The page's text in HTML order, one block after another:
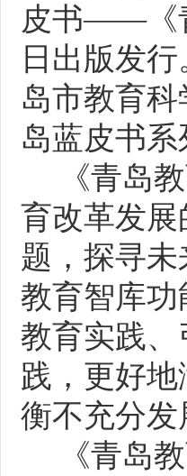
皮书——《
日出版发
岛市教育
岛蓝皮书
《青岛
育改革发
题，探寻
教育智库
教育实践
践，更好
衡不充分发
《青岛